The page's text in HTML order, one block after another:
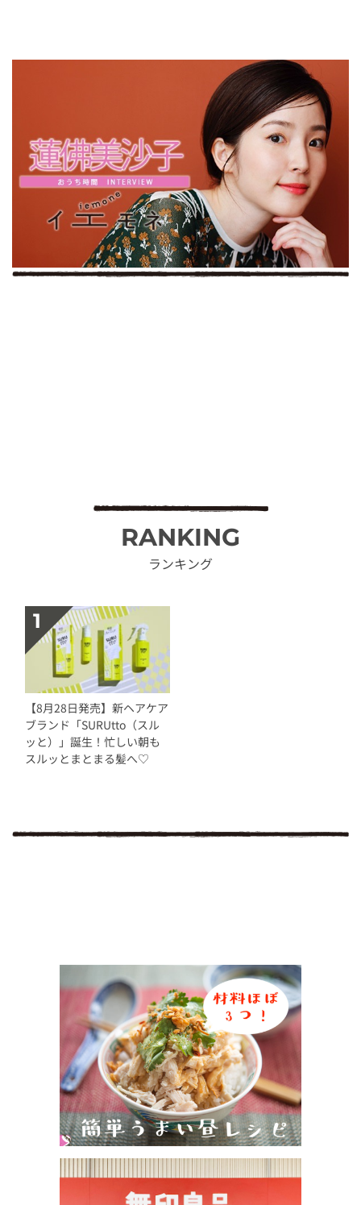
RANKING
ランキング
【8月28日発売】新ヘアケア
ブランド「SURUtto（スル
ッと）」誕生！忙しい朝も
スルッとまとまる髪へ♡